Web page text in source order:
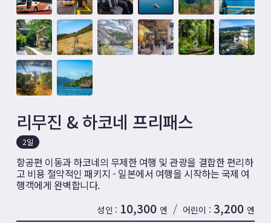
2일
리무진 & 하코네 프리패스
항공편 이동과 하코네의 무제한 여행 및 관광을 결합한 편리하
고 비용 절약적인 패키지 - 일본에서 여행을 시작하는 국제 여
행객에게 완벽합니다.
성인 10,300 엔 / 어린이 3,200 엔